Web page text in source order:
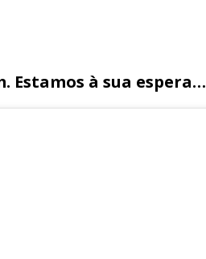
Estamos à sua espera…